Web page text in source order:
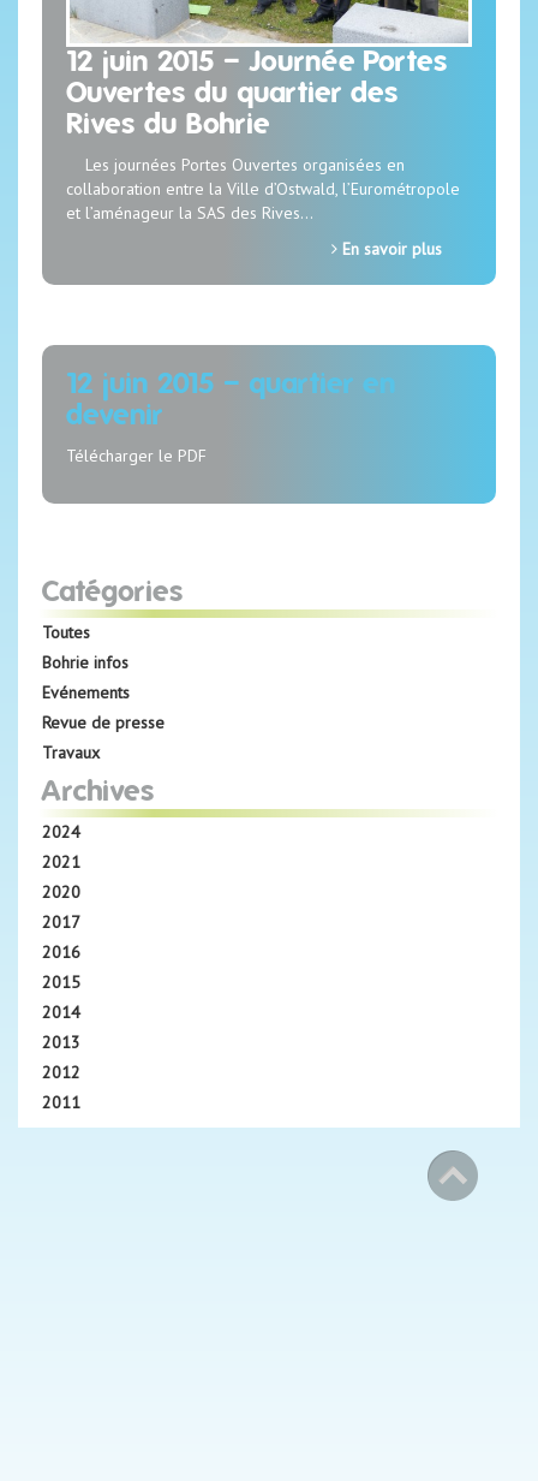
12 juin 2015 – Journée Portes
Ouvertes du quartier des
Rives du Bohrie
Les journées Portes Ouvertes organisées en
collaboration entre la Ville d’Ostwald, l’Eurométropole
et l’aménageur la SAS des Rives…
En savoir plus
12 juin 2015 – quartier en
devenir
Télécharger le PDF
Catégories
Toutes
Bohrie infos
Evénements
Revue de presse
Travaux
Archives
2024
2021
2020
2017
2016
2015
2014
2013
2012
2011